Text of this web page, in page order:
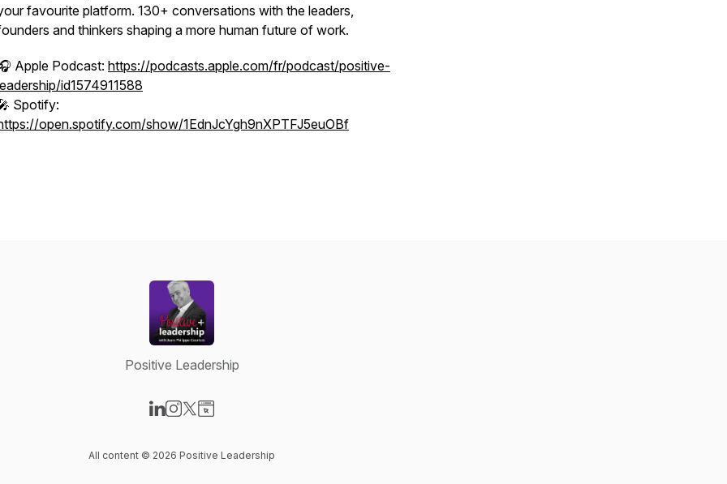
favourite platform. 130+ conversations with the leaders,
and thinkers shaping a more human future of work.
Apple Podcast: https://podcasts.apple.com/fr/podcast/positive-
id1574911588
Spotify:
open.spotify.com/show/1EdnJcYgh9nXPTFJ5euOBf
Positive Leadership
All content © 2026 Positive Leadership